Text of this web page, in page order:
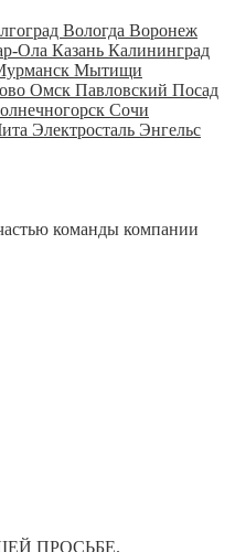
Вологда Воронеж
Ола Казань Калининград
Мытищи
Омск Павловский Посад
Сочи
Электросталь Энгельс
команды компании
ПРОСЬБЕ.